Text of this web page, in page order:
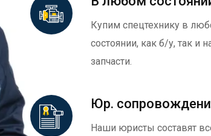
Купим спецтехнику в
состоянии, как б/у, так и
запчасти.
Юр.
Наши юристы составят